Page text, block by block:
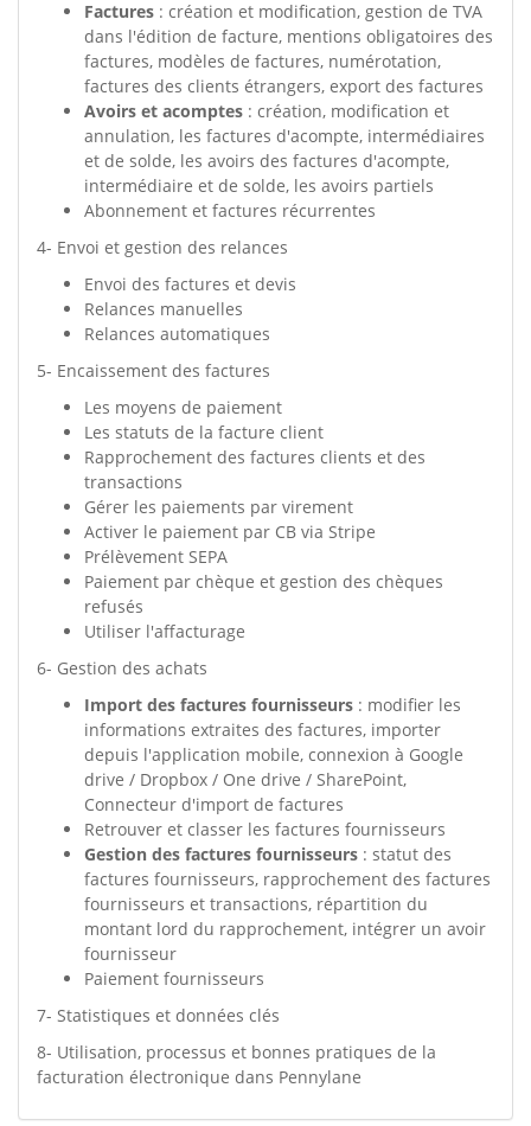
Factures : création et modification, gestion de TVA
dans l'édition de facture, mentions obligatoires des
factures, modèles de factures, numérotation,
factures des clients étrangers, export des factures
Avoirs et acomptes : création, modification et
annulation, les factures d'acompte, intermédiaires
et de solde, les avoirs des factures d'acompte,
intermédiaire et de solde, les avoirs partiels
Abonnement et factures récurrentes
4- Envoi et gestion des relances
Envoi des factures et devis
Relances manuelles
Relances automatiques
5- Encaissement des factures
Les moyens de paiement
Les statuts de la facture client
Rapprochement des factures clients et des
transactions
Gérer les paiements par virement
Activer le paiement par CB via Stripe
Prélèvement SEPA
Paiement par chèque et gestion des chèques
refusés
Utiliser l'affacturage
6- Gestion des achats
Import des factures fournisseurs : modifier les
informations extraites des factures, importer
depuis l'application mobile, connexion à Google
drive / Dropbox / One drive / SharePoint,
Connecteur d'import de factures
Retrouver et classer les factures fournisseurs
Gestion des factures fournisseurs : statut des
factures fournisseurs, rapprochement des factures
fournisseurs et transactions, répartition du
montant lord du rapprochement, intégrer un avoir
fournisseur
Paiement fournisseurs
7- Statistiques et données clés
8- Utilisation, processus et bonnes pratiques de la
facturation électronique dans Pennylane